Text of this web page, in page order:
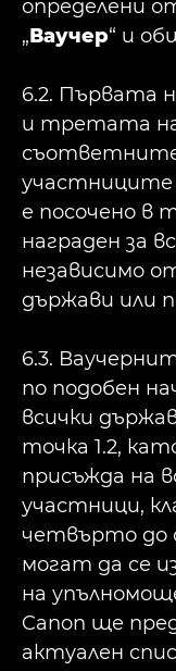
определени
„Ваучер“ и
6.2. Първата
и третата
участниците
е посочено в
награден за
независимо
държави или
6.3.
по подобен
всички
точка 1.2,
присъжда на
участници,
четвърто до
могат да се
на
Canon ще
актуален